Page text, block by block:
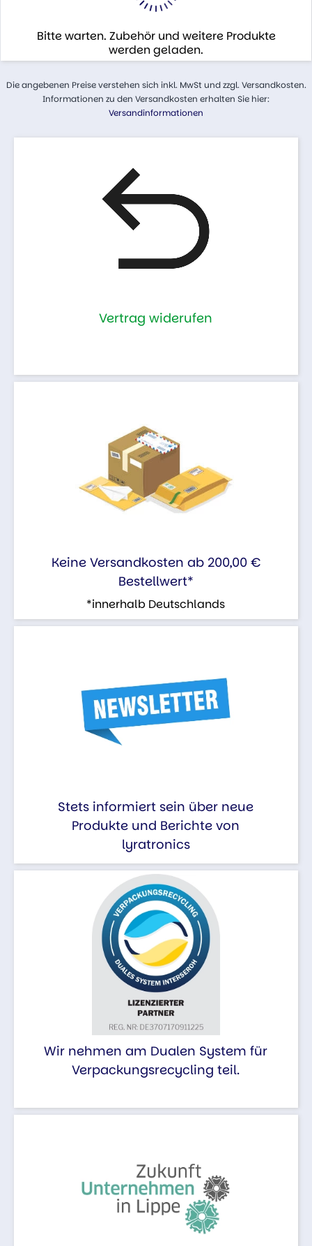
Bitte warten. Zubehör und weitere Produkte
werden geladen.
Die angebenen Preise verstehen sich inkl. MwSt und zzgl. Versandkosten.
Informationen zu den Versandkosten erhalten Sie hier:
Versandinformationen
Vertrag widerufen
Keine Versandkosten ab 200,00 €
Bestellwert*
*innerhalb Deutschlands
Stets informiert sein über neue
Produkte und Berichte von
lyratronics
Wir nehmen am Dualen System für
Verpackungsrecycling teil.